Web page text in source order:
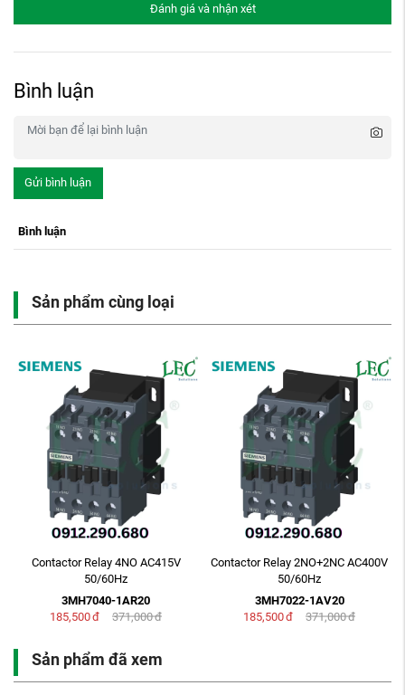
Đánh giá và nhận xét
Bình luận
Gửi bình luận
Bình luận
Sản phẩm cùng loại
Contactor Relay 4NO AC415V
50/60Hz
3MH7040-1AR20
185,500đ 371,000đ
Contactor Relay 2NO+2NC AC400V
50/60Hz
3MH7022-1AV20
185,500đ 371,000đ
Sản phẩm đã xem